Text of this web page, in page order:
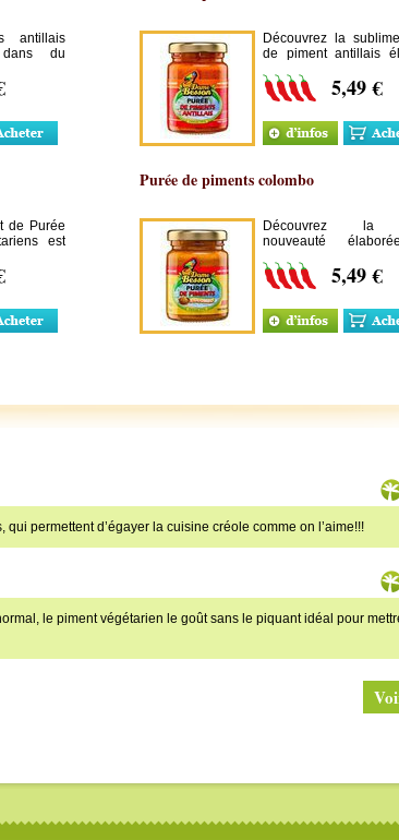
antillais
du
un
Découvrez la
de piment antillais
Guadeloupe.
meilleure purée de
5,49 €
de Purée
est
Purée de piments colombo
Découvrez la
nouveauté
Guadeloupe. La très
purée de piment5,49 €
qui permettent d’égayer la cuisine créole comme on l’aime!!!
le piment végétarien le goût sans le piquant idéal pour